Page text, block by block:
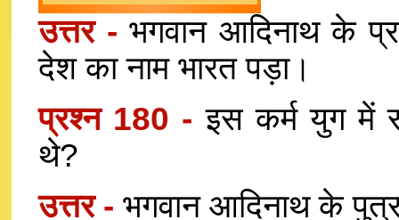
उत्तर - भगवान आदिनाथ के
देश का नाम भारत पड़ा।
प्रश्न 180 -इस कर्म युग में
थे?
उत्तर - भगवान आदिनाथ के